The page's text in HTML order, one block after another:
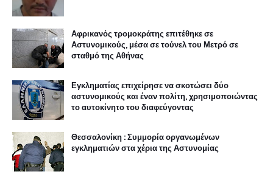
Αφρικανός τρομοκράτης επιτέθηκε σε
Αστυνομικούς, μέσα σε τούνελ του Μετρό σε
σταθμό της Αθήνας
Εγκληματίας επιχείρησε να σκοτώσει δύο
αστυνομικούς και έναν πολίτη, χρησιμοποιώντας
το αυτοκίνητο του διαφεύγοντας
Θεσσαλονίκη : Συμμορία οργανωμένων
εγκληματιών στα χέρια της Αστυνομίας